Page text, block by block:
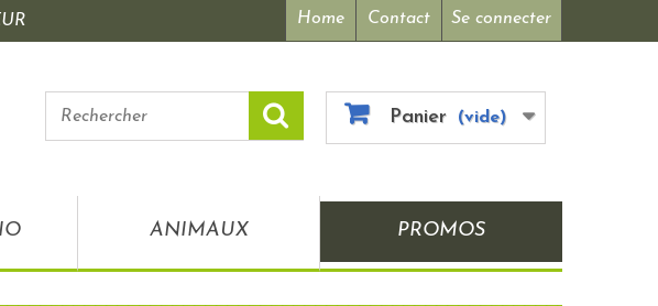
Se connecter
Home Contact
Panier (vide)
ANIMAUX PROMOS